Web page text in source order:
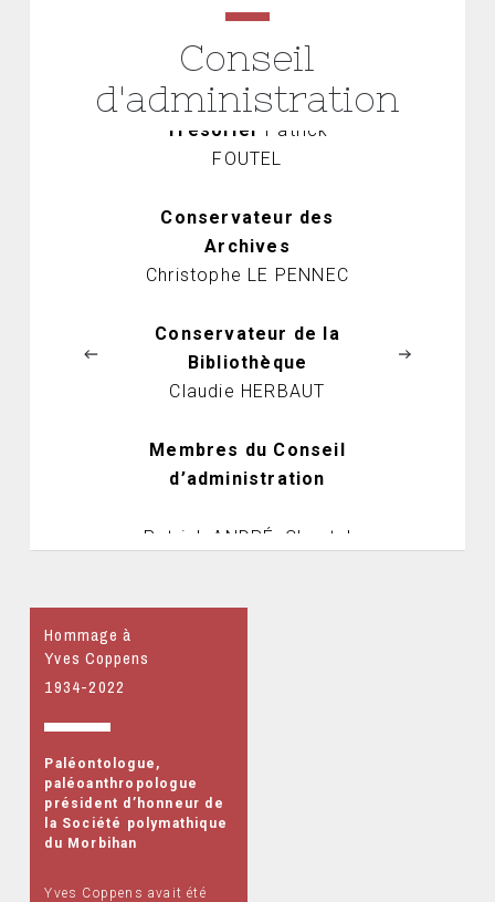
Conseil
d'administration
SecrétaireCatherine
JONCHERET
Secrétaire adjointe
Armelle DUGARDIN
Trésorier Patrick
FOUTEL
Conservateur des
Archives
Christophe LE PENNEC
Conservateur de la
Bibliothèque
Claudie HERBAUT
Membres du Conseil
d’administration
Patrick ANDRÉ, Chantal
Stéphanie TRUET, Olivier
VALLENTIN
Hommage à
Yves Coppens
1934-2022
Paléontologue,
paléoanthropologue
président d’honneur de
la Société polymathique
du Morbihan
Yves Coppens avait été